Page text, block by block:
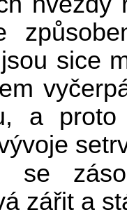
sice
a
se
zářit a